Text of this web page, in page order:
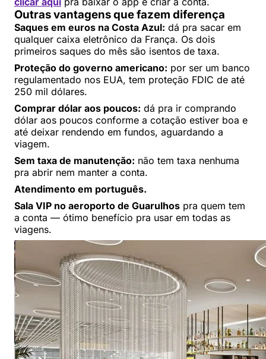
Outras vantagens que fazem diferença
Saques em euros na Costa Azul: dá pra sacar em
qualquer caixa eletrônico da França. Os dois
primeiros saques do mês são isentos de taxa.
Proteção do governo americano: por ser um banco
regulamentado nos EUA, tem proteção FDIC de até
250 mil dólares.
Comprar dólar aos poucos: dá pra ir comprando
dólar aos poucos conforme a cotação estiver boa e
até deixar rendendo em fundos, aguardando a
viagem.
Sem taxa de manutenção: não tem taxa nenhuma
pra abrir nem manter a conta.
Atendimento em português.
Sala VIP no aeroporto de Guarulhos pra quem tem
a conta — ótimo benefício pra usar em todas as
viagens.